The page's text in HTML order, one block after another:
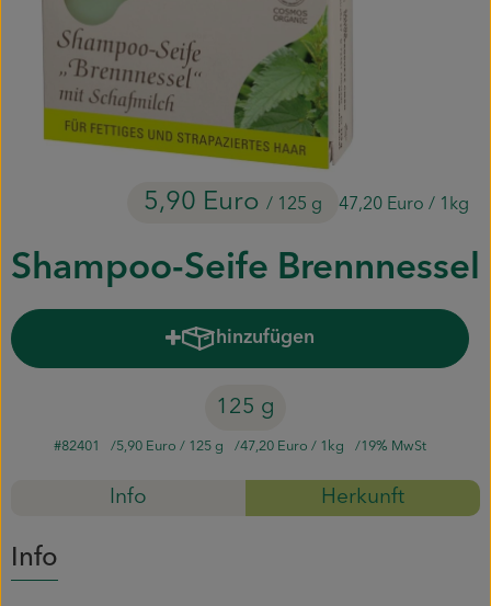
Piluweri im Glas
Blumensträuße
Naturkost
Hofverkauf
Firmenkunden
Shampoo-Seife Brennnessel
5,90 Euro / 125 g 47,20 Euro / 1kg
hinzufügen
Produkt zum Warenkorb
125 g
#82401 5,90 Euro / 125 g 47,20 Euro / 1kg 19% MwSt
Info Herkunft
Info